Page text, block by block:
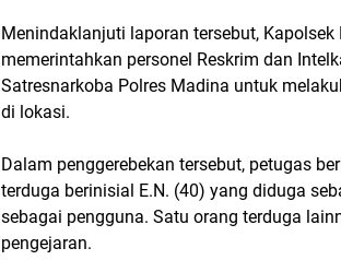
Menindaklanjuti laporan tersebut, Kapolsek
memerintahkan personel Reskrim dan
Satresnarkoba Polres Madina untuk
di lokasi.
Dalam penggerebekan tersebut, petugas
terduga berinisial E.N. (40) yang diduga
sebagai pengguna. Satu orang terduga
pengejaran.